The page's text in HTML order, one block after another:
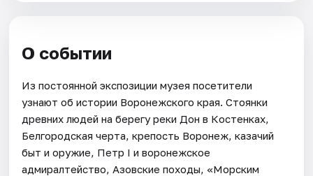
О событии
Из постоянной экспозиции музея посетители
узнают об истории Воронежского края. Стоянки
древних людей на берегу реки Дон в Костенках,
Белгородская черта, крепость Воронеж, казачий
быт и оружие, Петр I и воронежское
адмиралтейство, Азовские походы, «Морским